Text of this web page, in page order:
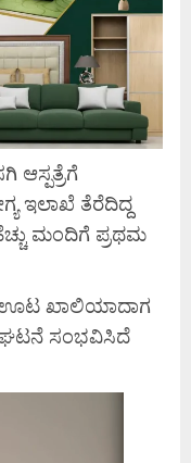
ಆಸ್ಪತ್ರೆಗೆ
ಇಲಾಖೆ ತೆರೆದಿದ್ದ
ಹೆಚ್ಚು ಮಂದಿಗೆ ಪ್ರಥಮ
ಊಟ ಖಾಲಿಯಾದಾಗ
ಘಟನೆ ಸಂಭವಿಸಿದೆ